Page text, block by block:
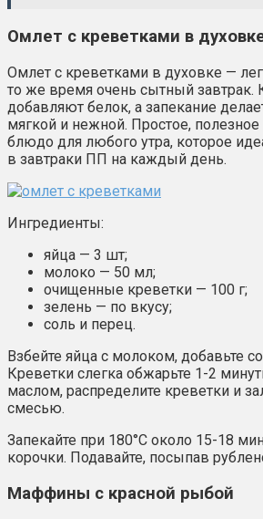
Омлет с креветками в
Омлет с креветками в духовке —
то же время очень сытный завтрак.
добавляют белок, а запекание
мягкой и нежной. Простое,
блюдо для любого утра, которое
в завтраки ПП на каждый день.
Ингредиенты:
яйца — 3 шт;
молоко — 50 мл;
очищенные креветки — 100 г;
зелень — по вкусу;
соль и перец.
Взбейте яйца с молоком, добавьте
Креветки слегка обжарьте 1-2
маслом, распределите креветки и
смесью.
Запекайте при 180°C около 15-18
корочки. Подавайте, посыпав
Маффины с красной рыбой